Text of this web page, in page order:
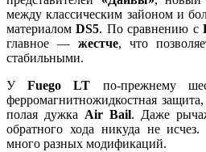
между классическим зайоном и
материаломDS5. По сравнению с
главное — жестче, что
стабильными.
УFuego LT по-прежнему
ферромагнитножидкостная защита,
полая дужка Air Bail. Даже
обратного хода никуда не
много разных модификаций.